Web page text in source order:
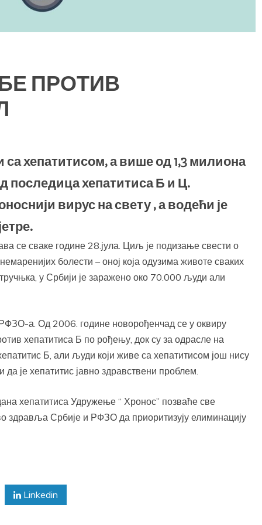
ПРОТИВ
хепатитисом, а више од 1,3 милиона
последица хепатитиса Б и Ц.
вирус на свету , а водећи је
се сваке године 28.јула. Циљ је подизање свести о
болести – оној која одузима животе сваких
у Србији је заражено око 70.000 људи али
а. Од 2006. године новорођенчад се у оквиру
хепатитиса Б по рођењу, док су за одрасле на
Б, али људи који живе са хепатитисом још нису
је хепатитис јавно здравствени проблем.
хепатитиса Удружење “ Хронос” позваће све
здравља Србије и РФЗО да приоритизују елиминацију
Linkedin